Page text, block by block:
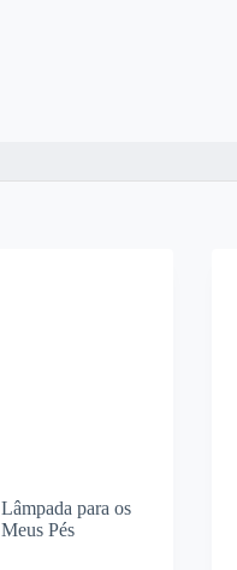
Lâmpada para os
Meus Pés